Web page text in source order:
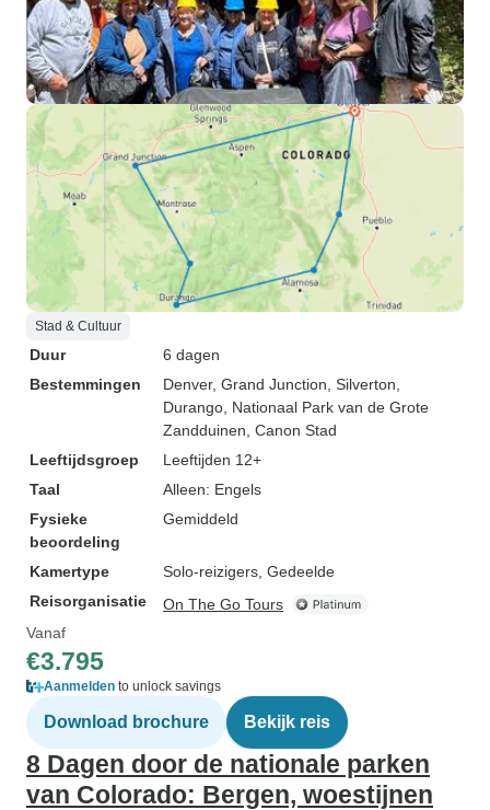
Stad & Cultuur
Duur
6 dagen
Bestemmingen
Denver, Grand Junction , Silverton
Durango , Nationaal Park van de Grote
Zandduinen , Canon Stad
Leeftijdsgroep
Leeftijden 12+
Taal
Alleen: Engels
Fysieke
beoordeling
Gemiddeld
Kamertype
Solo-reizigers, Gedeelde
Reisorganisatie
On The Go Tours
Vanaf
€3.795
Aanmelden to unlock savings
Download brochure Bekijk reis
8 Dagen door de nationale parken
van Colorado: Bergen, woestijnen